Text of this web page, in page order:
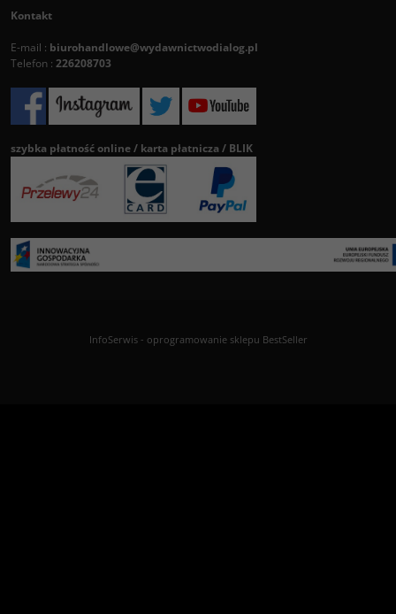
Kontakt
E-mail : biurohandlowe@wydawnictwodialog.pl
Telefon : 226208703
szybka płatność online / karta płatnicza / BLIK
InfoSerwis- oprogramowanie sklepu BestSeller